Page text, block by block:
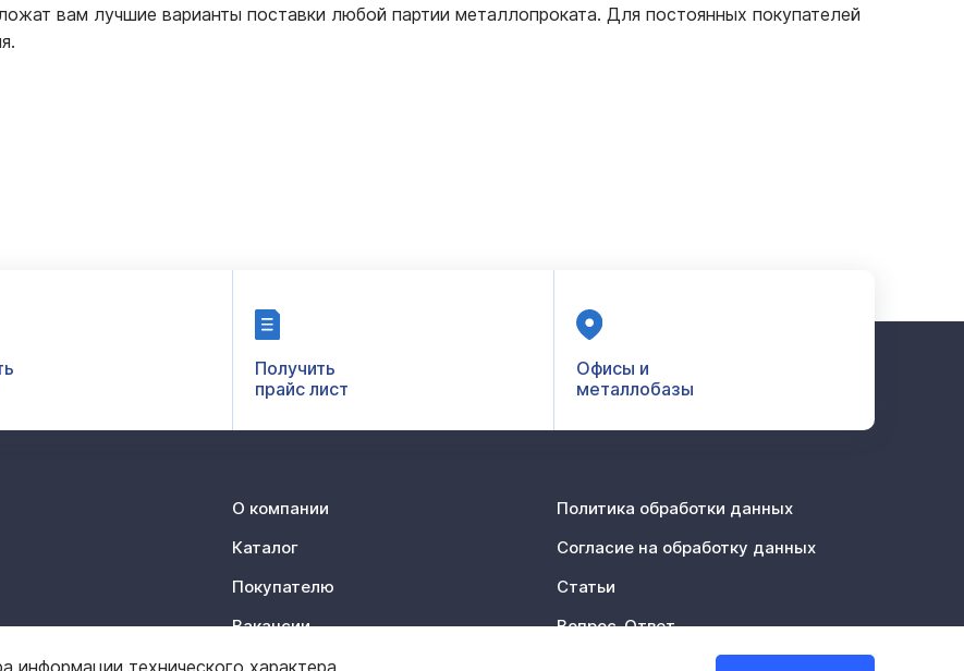
вам лучшие варианты поставки любой партии металлопроката. Для постоянных покупателей
Получить
прайс лист
Офисы и
металлобазы
О компании
Каталог
Покупателю
Вакансии
Контакты
Политика обработки данных
Согласие на обработку данных
Статьи
Вопрос-Ответ
технического характера.